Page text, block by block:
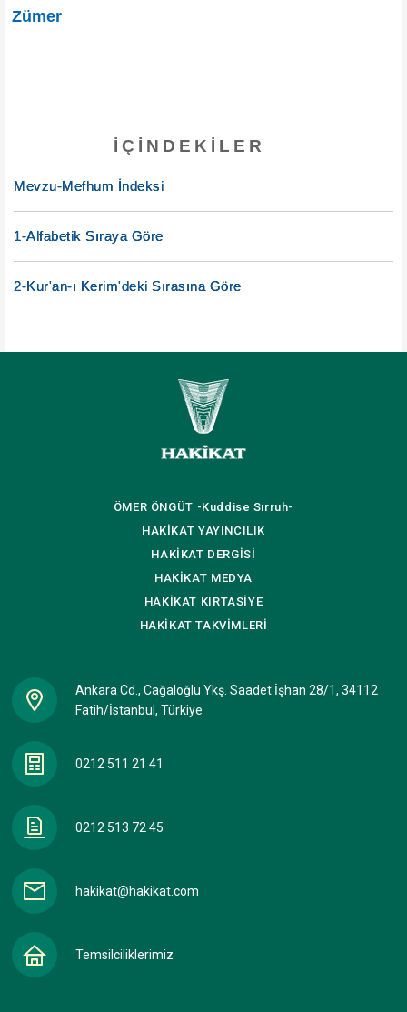
Zümer
İÇINDEKILER
Mevzu-Mefhum İndeksi
1-Alfabetik Sıraya Göre
2-Kur'an-ı Kerim'deki Sırasına Göre
ÖMER ÖNGÜT -Kuddise Sırruh-
HAKİKAT YAYINCILIK
HAKİKAT DERGİSİ
HAKİKAT MEDYA
HAKİKAT KIRTASİYE
HAKİKATTAKVİMLERİ
Ankara Cd., Cağaloğlu Ykş. Saadet İşhan 28/1, 34112
Fatih/İstanbul, Türkiye
0212 511 21 41
0212 513 72 45
hakikat@hakikat.com
Temsilciliklerimiz